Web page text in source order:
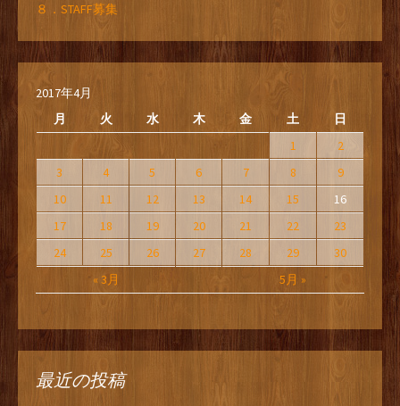
８．STAFF募集
2017年4月
月
火 水 木 金 土 日
« 3月 5月 »
1
2
3
4 5 6 7 8
9
10
11 12 13 14 15
16
17
18 19 20 21 22
23
24
25 26 27 28 29 30
最近の投稿